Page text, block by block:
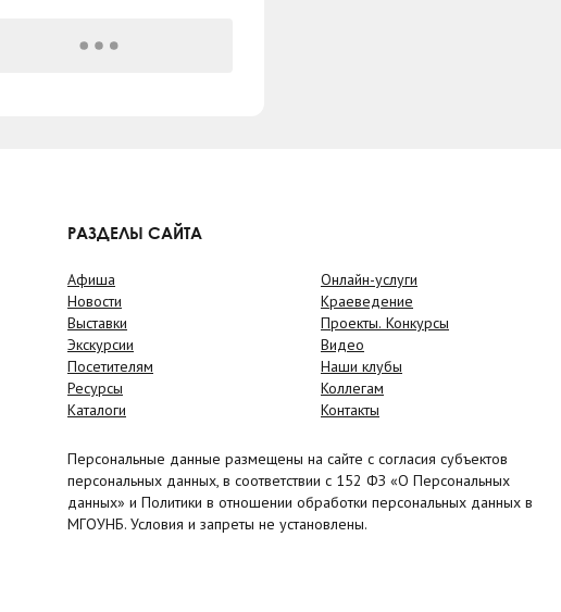
РАЗДЕЛЫ САЙТА
Афиша
Новости
Выставки
Экскурсии
Посетителям
Ресурсы
Каталоги
Онлайн-услуги
Краеведение
Проекты. Конкурсы
Видео
Наши клубы
Коллегам
Контакты
Персональные данные размещены на сайте с согласия субъектов
персональных данных, в соответствии с 152 ФЗ «О Персональных
данных» и Политики в отношении обработки персональных данных в
МГОУНБ. Условия и запреты не установлены.